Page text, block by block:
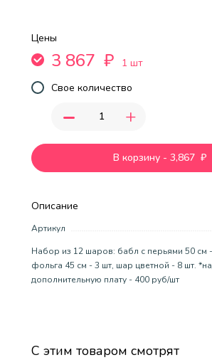
Описание
Артикул
Набор из 12 шаров: бабл с перьями 50 см
фольга 45 см - 3 шт, шар цветной - 8 шт.
дополнительную плату - 400 руб/шт
Цены
3 867 ₽
1 шт
Свое количество
- +
В корзину - 3,867 ₽
С этим товаром смотрят